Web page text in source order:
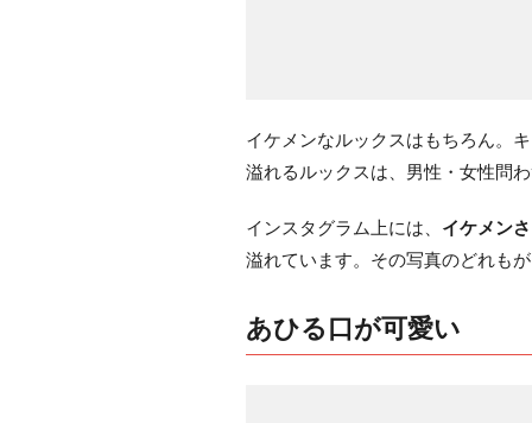
イケメンなルックスはもちろん。
溢れるルックスは、男性・女性問
インスタグラム上には、 イケメン
溢れています。その写真のどれも
あひる口が可愛い